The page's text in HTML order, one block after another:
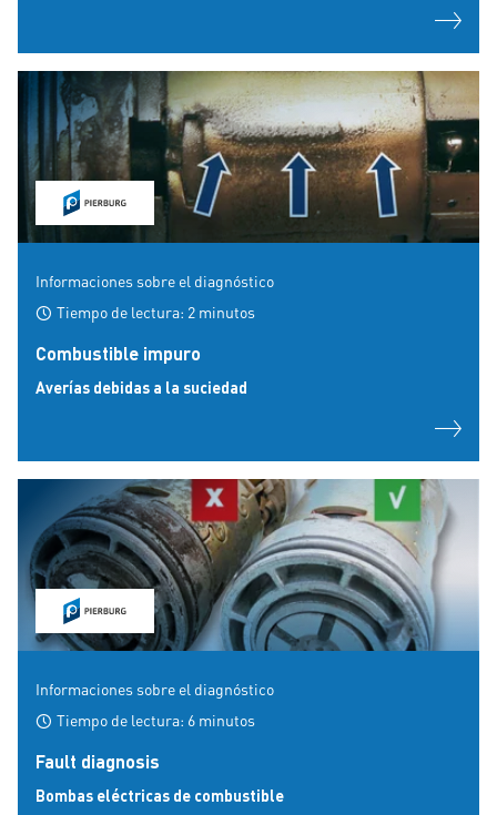
Informaciones sobre el diagnóstico
Tiempo de lectura: 2 minutos
Combustible impuro
Averías debidas a la suciedad
Informaciones sobre el diagnóstico
Tiempo de lectura: 6 minutos
Fault diagnosis
Bombas eléctricas de combustible